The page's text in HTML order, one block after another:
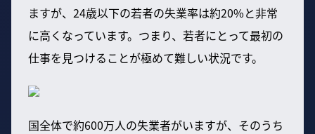
ますが、24歳以下の若者の失業率は約20%と非常
に高くなっています。つまり、若者にとって最初の
仕事を見つけることが極めて難しい状況です。
国全体で約600万人の失業者がいますが、そのうち